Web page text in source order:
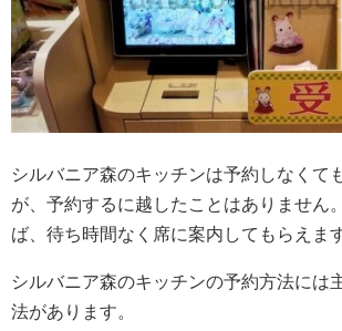
シルバニア森のキッチンは予約しなくて
が、予約するに越したことはありません
ば、待ち時間なく席に案内してもらえます
シルバニア森のキッチンの予約方法には
法があります。